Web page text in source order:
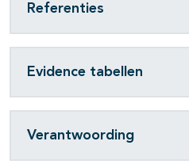
Referenties
Evidence tabellen
Verantwoording